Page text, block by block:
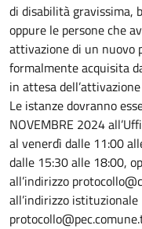
di disabilità gravissima,
oppure le persone che
attivazione di un nuovo
formalmente acquisita
in attesa
Le istanze dovranno
NOVEMBRE 2024
al venerdì dalle 11:00
dalle 15:30 alle 18:00,
all’indirizzo
all’indirizzo istituzionale